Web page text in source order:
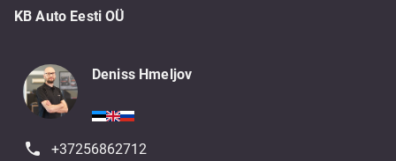
KB Auto Eesti OÜ
Deniss Hmeljov
+37256862712